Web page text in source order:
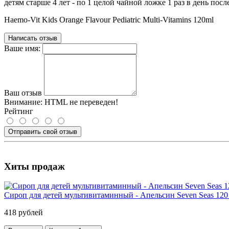
детям старше 4 лет - по 1 целой чайной ложке 1 раз в день
Haemo-Vit Kids Orange Flavour Pediatric Multi-Vitamins 120ml
Написать отзыв
Ваше имя:
Ваш отзыв
Внимание: HTML не переведен!
Рейтинг
Отправить свой отзыв
Хиты продаж
Сироп для детей мультивитаминный - Апельсин Seven Seas
418 рублей